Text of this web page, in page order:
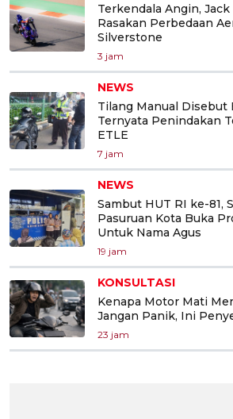
Terkendala Angin,
Rasakan Perbedaan
Silverstone
3 jam
NEWS
Tilang Manual Disebut
Ternyata Penindakan
ETLE
7 jam
NEWS
Sambut HUT RI ke-81,
Pasuruan Kota Buka
Untuk Nama Agus
19 jam
KONSULTASI
Kenapa Motor Mati
Jangan Panik, Ini
23 jam